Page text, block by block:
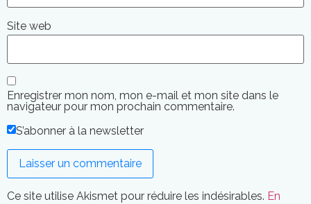
Site web
Enregistrer mon nom, mon e-mail et mon site dans le
navigateur pour mon prochain commentaire.
S’abonner à la newsletter
Ce site utilise Akismet pour réduire les indésirables. En